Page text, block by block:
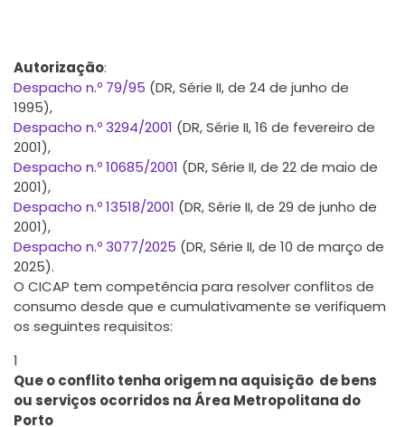
Autorização:
Despacho n.º 79/95 (DR, Série II, de 24 de junho de
1995),
Despacho n.º 3294/2001 (DR, Série II, 16 de fevereiro de
2001),
Despacho n.º 10685/2001 (DR, Série II, de 22 de maio de
2001),
Despacho n.º 13518/2001 (DR, Série II, de 29 de junho de
2001),
Despacho n.º 3077/2025 (DR, Série II, de 10 de março de
2025).
O CICAP tem competência para resolver conflitos de
consumo desde que e cumulativamente se verifiquem
os seguintes requisitos:
1
Que o conflito tenha origem na aquisição de bens
ou serviços ocorridos na Área Metropolitana do
Porto